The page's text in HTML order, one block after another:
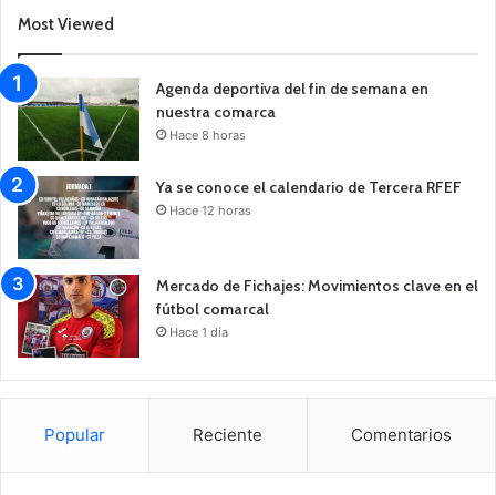
Most Viewed
Agenda deportiva del fin de semana en
nuestra comarca
Hace 8 horas
Ya se conoce el calendario de Tercera RFEF
Hace 12 horas
Mercado de Fichajes: Movimientos clave en el
fútbol comarcal
Hace 1 día
Popular Reciente Comentarios